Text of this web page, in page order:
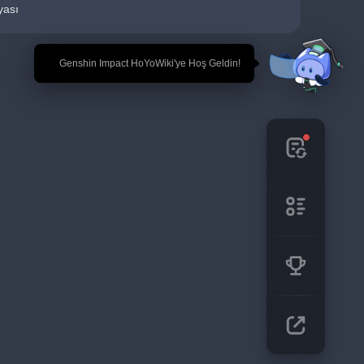
🎉 Genshin Impact HoYoWiki'ye Hoş Geldin!